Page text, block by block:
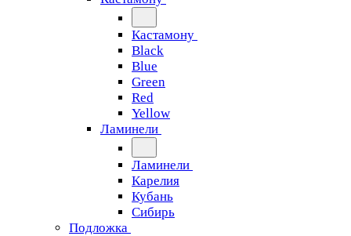
Кастамону
Black
Blue
Green
Red
Yellow
Ламинели
Ламинели
Карелия
Кубань
Сибирь
Подложка